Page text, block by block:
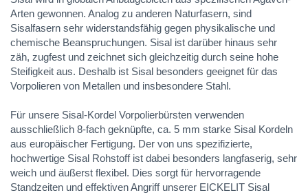
Arten gewonnen. Analog zu anderen Naturfasern, sind
Sisalfasern sehr widerstandsfähig gegen physikalische und
chemische Beanspruchungen. Sisal ist darüber hinaus sehr
zäh, zugfest und zeichnet sich gleichzeitig durch seine hohe
Steifigkeit aus. Deshalb ist Sisal besonders geeignet für das
Vorpolieren von Metallen und insbesondere Stahl.
Für unsere Sisal-Kordel Vorpolierbürsten verwenden
ausschließlich 8-fach geknüpfte, ca. 5 mm starke Sisal Kordeln
aus europäischer Fertigung. Der von uns spezifizierte,
hochwertige Sisal Rohstoff ist dabei besonders langfaserig, sehr
weich und äußerst flexibel. Dies sorgt für hervorragende
Standzeiten und effektiven Angriff unserer EICKELIT Sisal